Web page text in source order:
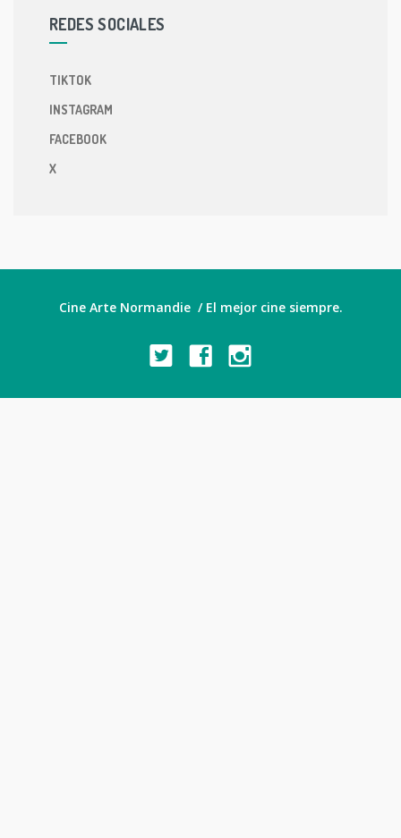
REDES SOCIALES
TIKTOK
INSTAGRAM
FACEBOOK
X
Cine Arte Normandie / El mejor cine siempre.